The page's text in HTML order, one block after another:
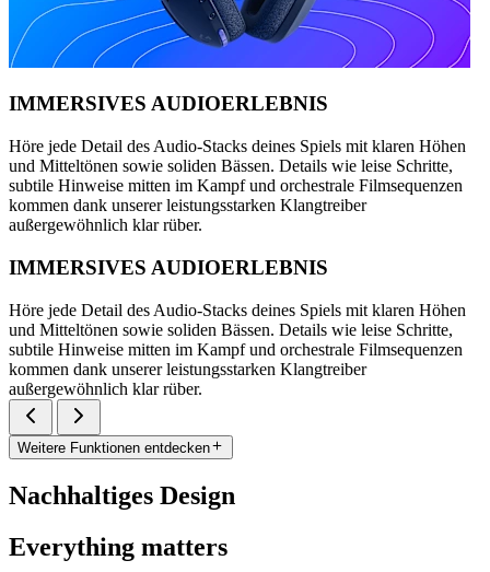
IMMERSIVES AUDIOERLEBNIS
Höre jede Detail des Audio-Stacks deines Spiels mit klaren Höhen
und Mitteltönen sowie soliden Bässen. Details wie leise Schritte,
subtile Hinweise mitten im Kampf und orchestrale Filmsequenzen
kommen dank unserer leistungsstarken Klangtreiber
außergewöhnlich klar rüber.
IMMERSIVES AUDIOERLEBNIS
Höre jede Detail des Audio-Stacks deines Spiels mit klaren Höhen
und Mitteltönen sowie soliden Bässen. Details wie leise Schritte,
subtile Hinweise mitten im Kampf und orchestrale Filmsequenzen
kommen dank unserer leistungsstarken Klangtreiber
außergewöhnlich klar rüber.
Weitere Funktionen entdecken
Nachhaltiges Design
Everything matters